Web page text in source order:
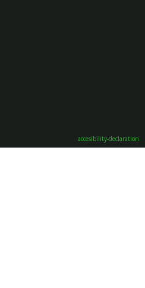
accesibility-declaration